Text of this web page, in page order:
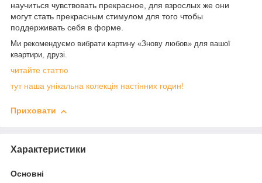
научиться чувствовать прекрасное, для взрослых же они
могут стать прекрасным стимулом для того чтобы
поддерживать себя в форме.
Ми рекомендуємо вибрати картину «Знову любов» для вашої
квартири, друзі.
читайте статтю
тут наша унікальна колекція настінних годин!
Приховати
Характеристики
Основні